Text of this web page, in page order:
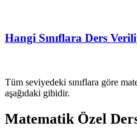
Hangi Sınıflara Ders
Tüm seviyedeki sınıflara göre
aşağıdaki gibidir.
Matematik Özel